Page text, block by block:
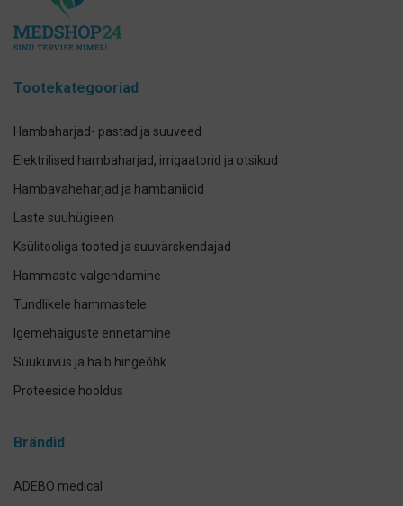
Tootekategooriad
Hambaharjad- pastad ja suuveed
Elektrilised hambaharjad, irrigaatorid ja otsikud
Hambavaheharjad ja hambaniidid
Laste suuhügieen
Ksülitooliga tooted ja suuvärskendajad
Hammaste valgendamine
Tundlikele hammastele
Igemehaiguste ennetamine
Suukuivus ja halb hingeõhk
Proteeside hooldus
Implantaadi hooldus
Brändid
ADEBO medical